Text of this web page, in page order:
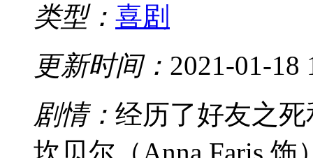
类型： 喜剧
更新时间： 2021-01-18
剧情： 经历了好友之